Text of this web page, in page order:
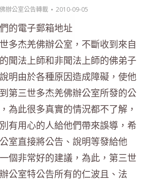
辦公室公告轉載 2010-09-05
的電子郵箱地址
多杰羌佛辦公室，不斷收到來自
聞法上師和非聞法上師的佛弟子
明由於各種原因造成障礙，使他
第三世多杰羌佛辦公室所發的公
為此很多真實的情況都不了解，
有用心的人給他們帶來誤導，希
室直接將公告、說明等發給他
個非常好的建議，為此，第三世
公室特公告所有的仁波且、法